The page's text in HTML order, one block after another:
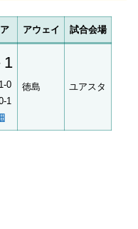
アウェイ 試合会場
1
0
1
徳島 ユアスタ